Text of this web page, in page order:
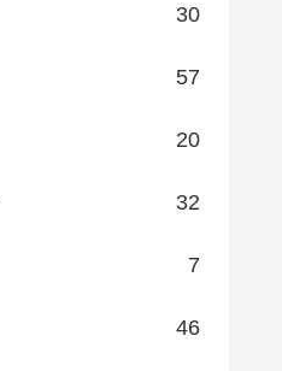
30
57
20
32
7
46